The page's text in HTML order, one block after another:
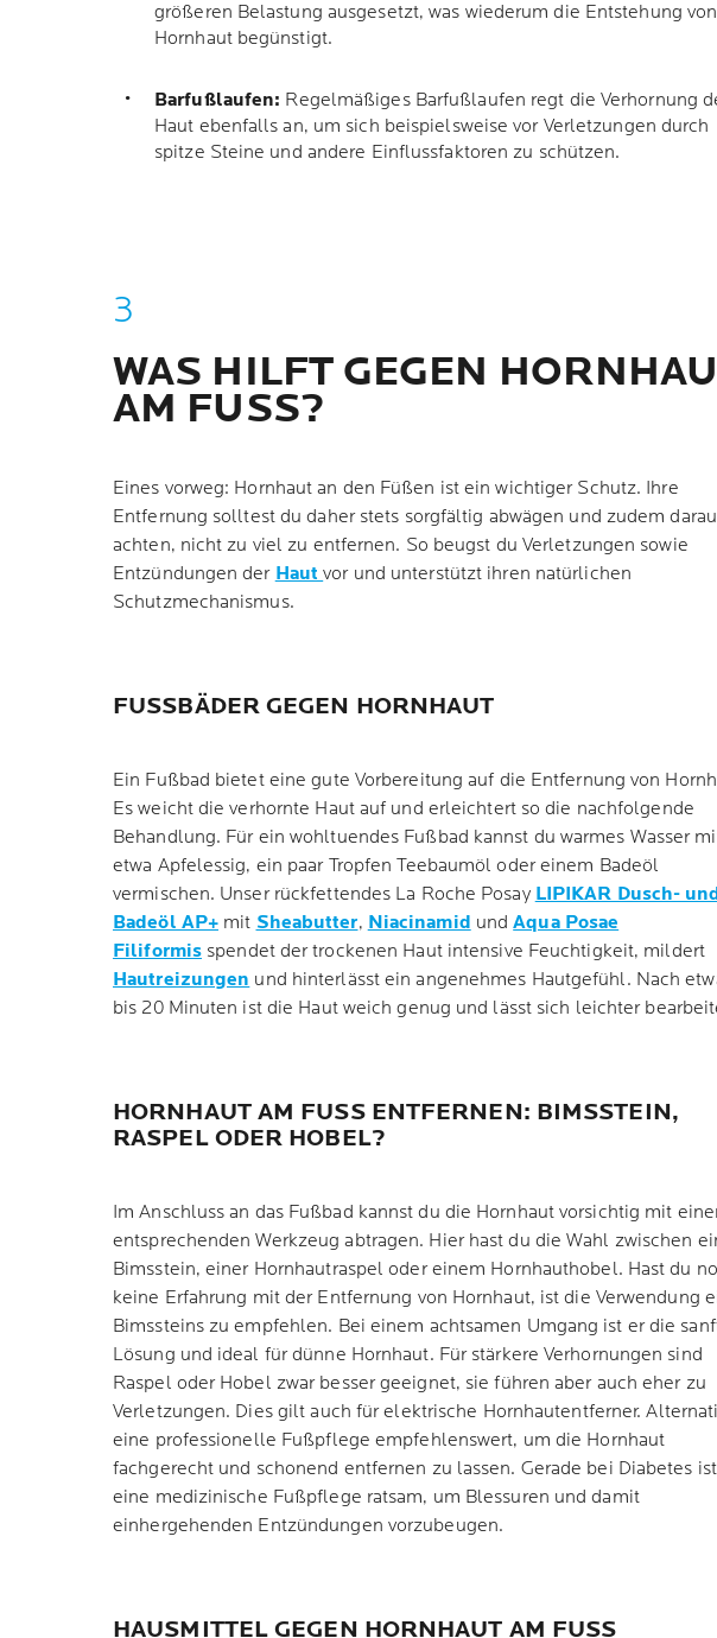
größeren Belastung ausgesetzt, was wiederum die Entstehung von
Hornhaut begünstigt.
Barfußlaufen: Regelmäßiges Barfußlaufen regt die Verhornung
Haut ebenfalls an, um sich beispielsweise vor Verletzungen durch
spitze Steine und andere Einflussfaktoren zu schützen.
WAS HILFT GEGEN
AM FUSS?
Eines vorweg: Hornhaut an den Füßen ist ein wichtiger Schutz. Ihre
Entfernung solltest du daher stets sorgfältig abwägen und zudem
achten, nicht zu viel zu entfernen. So beugst du Verletzungen sowie
Entzündungen der Hautvor und unterstützt ihren natürlichen
Schutzmechanismus.
FUSSBÄDER GEGEN HORNHAUT
Ein Fußbad bietet eine gute Vorbereitung auf die Entfernung von
Es weicht die verhornte Haut auf und erleichtert so die nachfolgende
Behandlung. Für ein wohltuendes Fußbad kannst du warmes Wasser
etwa Apfelessig, ein paar Tropfen Teebaumöl oder einem Badeöl
vermischen. Unser rückfettendes La Roche Posay LIPIKAR Dusch-
Badeöl AP+ mit Sheabutter, Niacinamid undAqua Posae
Filiformis spendet der trockenen Haut intensive Feuchtigkeit, mildert
Hautreizungen und hinterlässt ein angenehmes Hautgefühl. Nach
bis 20 Minuten ist die Haut weich genug und lässt sich leichter
HORNHAUT AM FUSS ENTFERNEN: BIMSSTEIN, R
ASPEL ODER HOBEL?
Im Anschluss an das Fußbad kannst du die Hornhaut vorsichtig mit
entsprechenden Werkzeug abtragen. Hier hast du die Wahl zwischen
Bimsstein, einer Hornhautraspel oder einem Hornhauthobel. Hast du
keine Erfahrung mit der Entfernung von Hornhaut, ist die Verwendung
Bimssteins zu empfehlen. Bei einem achtsamen Umgang ist er die
Lösung und ideal für dünne Hornhaut. Für stärkere Verhornungen sind
Raspel oder Hobel zwar besser geeignet, sie führen aber auch eher zu
Verletzungen. Dies gilt auch für elektrische Hornhautentferner.
eine professionelle Fußpflege empfehlenswert, um die Hornhaut
fachgerecht und schonend entfernen zu lassen. Gerade bei Diabetes ist
eine medizinische Fußpflege ratsam, um Blessuren und damit
einhergehenden Entzündungen vorzubeugen.
HAUSMITTEL GEGEN HORNHAUT AM FUSS